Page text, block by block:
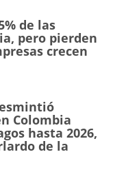
de las
pero pierden
crecen
Colombia
hasta 2026,
de la